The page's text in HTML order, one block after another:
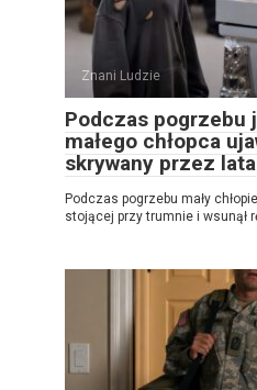
Znani Ludzie
Podczas pogrzebu
małego chłopca
skrywany przez lata
Podczas pogrzebu mały
stojącej przy trumnie i wsunął